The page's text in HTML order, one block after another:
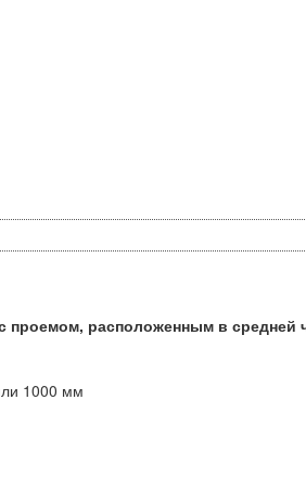
проемом, расположенным в средней
1000 мм